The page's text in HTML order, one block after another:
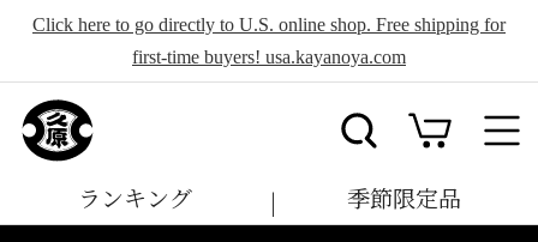
Click here to go directly to U.S. online shop. Free shipping for
first-time buyers! usa.kayanoya.com
ランキング 季節限定品